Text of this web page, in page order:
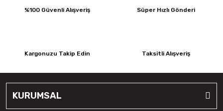
%100 Güvenli Alışveriş Süper Hızlı Gönderi
Kargonuzu Takip Edin Taksitli Alışveriş
KURUMSAL